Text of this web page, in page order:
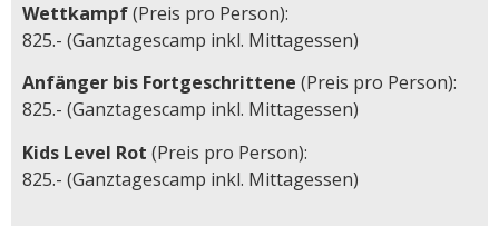
Wettkampf(Preis pro Person):
825.- (Ganztagescamp inkl. Mittagessen)
Anfänger bis Fortgeschrittene (Preis pro Person):
825.- (Ganztagescamp inkl. Mittagessen)
Kids Level Rot (Preis pro Person):
825.- (Ganztagescamp inkl. Mittagessen)